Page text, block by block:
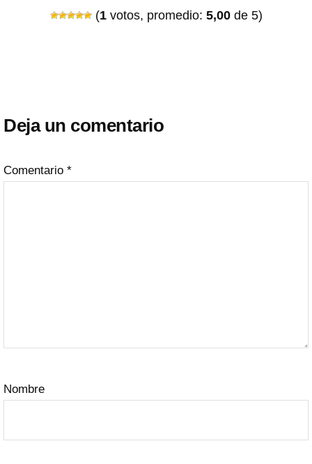
(1votos, promedio: 5,00de 5)
los
lectores
Deja un comentario
Comentario *
Nombre